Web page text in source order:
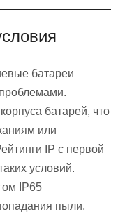
батареи
батарей, что
или
IP с первой
условий.
IP65
пыли,